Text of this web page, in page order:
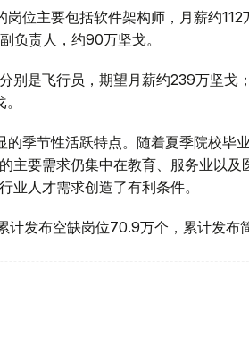
位主要包括软件架构师，月薪约
负责人，约90万坚戈。
别是飞行员，期望月薪约239万坚戈
季节性活跃特点。随着夏季院校毕
主要需求仍集中在教育、服务业以及
业人才需求创造了有利条件。
发布空缺岗位70.9万个，累计发布